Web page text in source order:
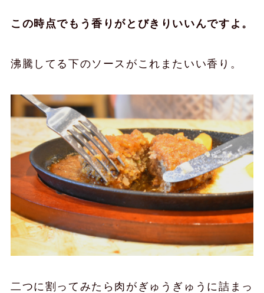
この時点でもう香りがとびきりいいんですよ。
沸騰してる下のソースがこれまたいい香り。
二つに割ってみたら肉がぎゅうぎゅうに詰まっ